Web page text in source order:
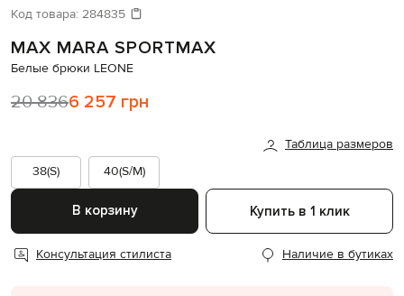
Давайте подберем что-то еще
Похожие товары
Код товара: 284835
MAX MARA SPORTMAX
Белые брюки LEONE
20 8366 257 грн
Таблица размеров
38(S)
40(S/M)
В корзину Купить в 1 клик
Консультация стилиста Наличие в бутиках